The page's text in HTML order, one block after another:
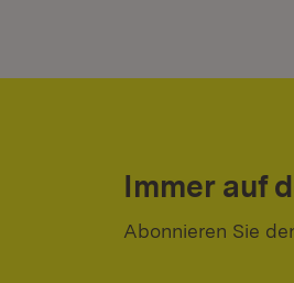
Immer auf
Abonnieren Sie